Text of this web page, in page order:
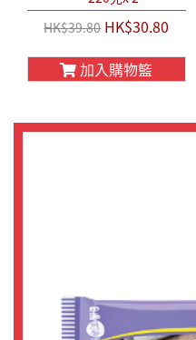
HK$39.80HK$30.80
加入購物籃